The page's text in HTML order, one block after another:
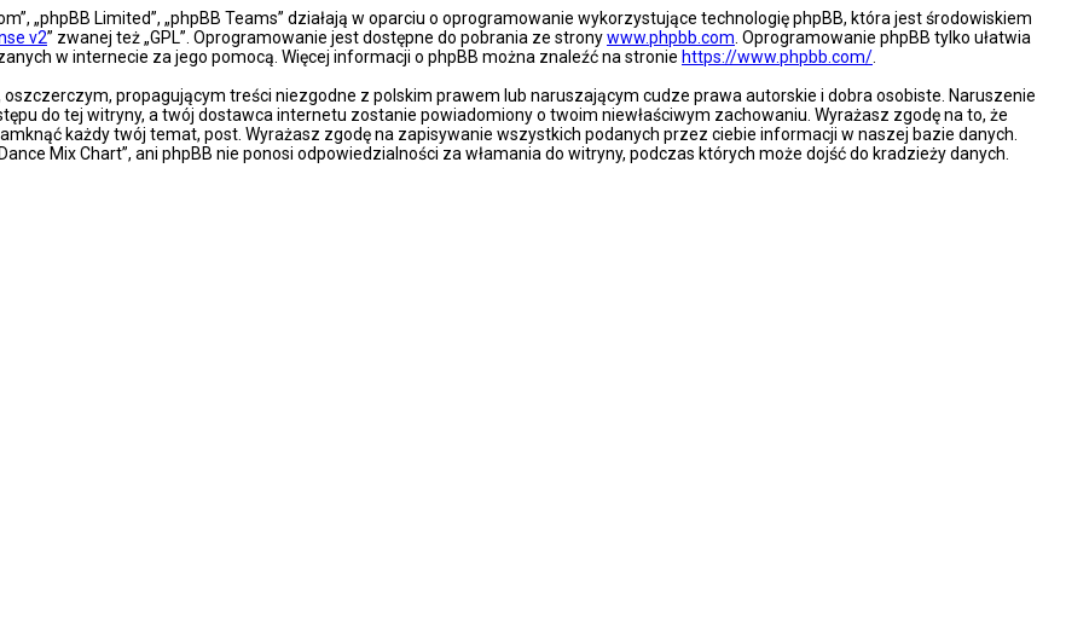
„phpBB Limited”, „phpBB Teams” działają w oparciu o oprogramowanie wykorzystujące technologię phpBB, która jest środowiskiem
v2” zwanej też „GPL”. Oprogramowanie jest dostępne do pobrania ze stronywww.phpbb.com . Oprogramowanie phpBB tylko ułatwia
w internecie za jego pomocą. Więcej informacji o phpBB można znaleźć na stronie https://www.phpbb.com/
propagującym treści niezgodne z polskim prawem lub naruszającym cudze prawa autorskie i dobra osobiste. Naruszenie
do tej witryny, a twój dostawca internetu zostanie powiadomiony o twoim niewłaściwym zachowaniu. Wyrażasz zgodę na to, że
każdy twój temat, post. Wyrażasz zgodę na zapisywanie wszystkich podanych przez ciebie informacji w naszej bazie danych.
Mix Chart”, ani phpBB nie ponosi odpowiedzialności za włamania do witryny, podczas których może dojść do kradzieży danych.